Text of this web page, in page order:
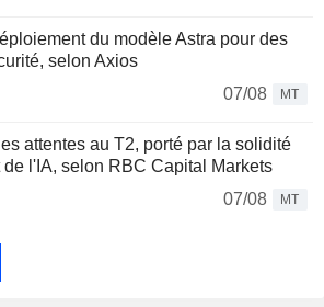
du modèle Astra pour des
selon Axios
07/08
MT
attentes au T2, porté par la solidité
l'IA, selon RBC Capital Markets
07/08
MT